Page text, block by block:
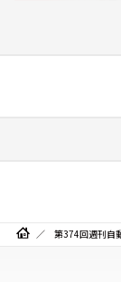
第374回週刊自